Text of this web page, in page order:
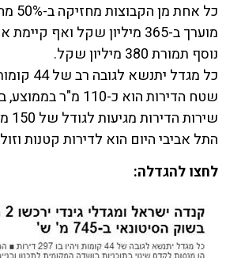
כל
מוערך ב-365 מיליון שקל ואף
נוסף תמורת 380 מיליון שקל.
כל מגדל יתנשא לגובה רב של 44 קומות ויהיו בו 297 דירות,
שטח הדירות הוא כ-
התל אביבי היום הוא לדירות קטנות
לחצו להגדלה: